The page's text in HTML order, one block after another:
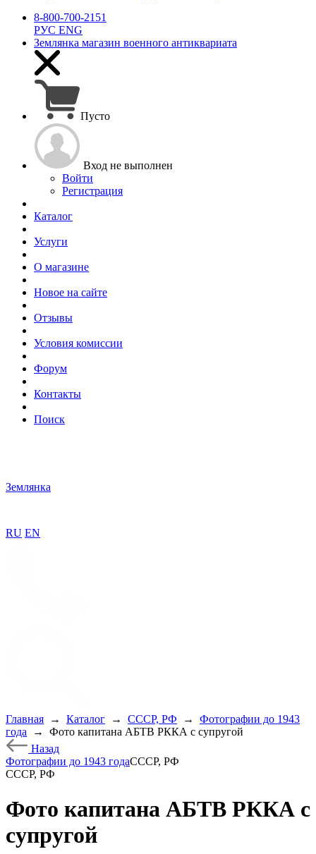
8-800-700-2151
РУС ENG
Землянка магазин военного антиквариата
Пусто
Вход не выполнен
Войти
Регистрация
Каталог
Услуги
О магазине
Новое на сайте
Отзывы
Условия комиссии
Форум
Контакты
Поиск
Землянка
RU EN
Главная → Каталог → СССР, РФ →
Фотографии до 1943
года
→
Фото капитана АБТВ РККА с супругой
Назад
Фотографии до 1943 годаСССР, РФ
СССР, РФ
Фото капитана АБТВ РККА с
супругой